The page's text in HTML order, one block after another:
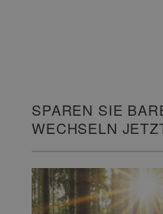
SPAREN SIE
WECHSELN